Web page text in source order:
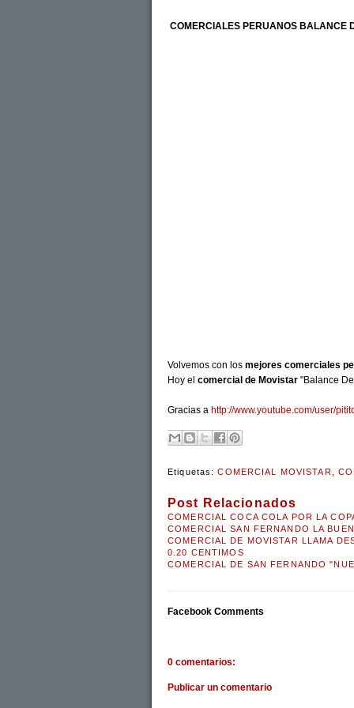
COMERCIALES PERUANOS BALANCE
Volvemos con los mejores comerciales
Hoy el comercial de Movistar "Balance
Gracias a http://www.youtube.com/user/
Etiquetas:COMERCIAL MOVISTAR,
Post Relacionados
COMERCIAL COCA COLA POR LA
COMERCIAL SAN FERNANDO LA
COMERCIAL DE MOVISTAR LLAMA
0.20 CENTIMOS
COMERCIAL DE SAN FERNANDO
Facebook Comments
0 comentarios:
Publicar un comentario